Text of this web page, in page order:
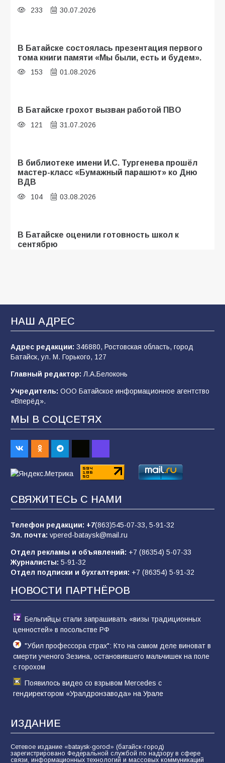
233 30.07.2026
В Батайске состоялась презентация первого
тома книги памяти «Мы были, есть и будем».
153 01.08.2026
В Батайске грохот вызван работой ПВО
121 31.07.2026
В библиотеке имени И.С. Тургенева прошёл
мастер-класс «Бумажный парашют» ко Дню
ВДВ
104 03.08.2026
В Батайске оценили готовность школ к
сентябрю
«Мобилизация или набор?» Что на самом
деле происходит в армии России в августе
Батайские школьники стали частью
образовательного кластера
86 05.08.2026
пропагандистский вброс
«Слухами Москву не возьмёшь»: почему
заявления Киева о мобилизации — это
отчаяние, а не разведка
79 02.08.2026
НАШ АДРЕС
Адрес редакции: 346880, Ростовская область, город
Батайск, ул. М. Горького, 127
Главный редактор: Л.А.Белоконь
Учредитель: ООО Батайское информационное агентство
«Вперёд».
МЫ В СОЦСЕТЯХ
СВЯЖИТЕСЬ С НАМИ
Телефон редакции: +7(863)545-07-33, 5-91-32
Эл. почта: vpered-bataysk@mail.ru
Отдел рекламы и объявлений: +7 (86354) 5-07-33
Журналисты: 5-91-32
Отдел подписки и бухгалтерия: +7 (86354) 5-91-32
НОВОСТИ ПАРТНЁРОВ
Бельгийцы стали запрашивать «визы традиционных
ценностей» в посольстве РФ
"Убил профессора страх": Кто на самом деле виноват в
смерти ученого Зезина, остановившего мальчишек на поле
с горохом
Появилось видео со взрывом Mercedes с
гендиректором «Уралдронзавода» на Урале
ИЗДАНИЕ
Сетевое издание «bataysk-gorod» (батайск-город)
зарегистрировано Федеральной службой по надзору в сфере
связи, информационных технологий и массовых коммуникаций